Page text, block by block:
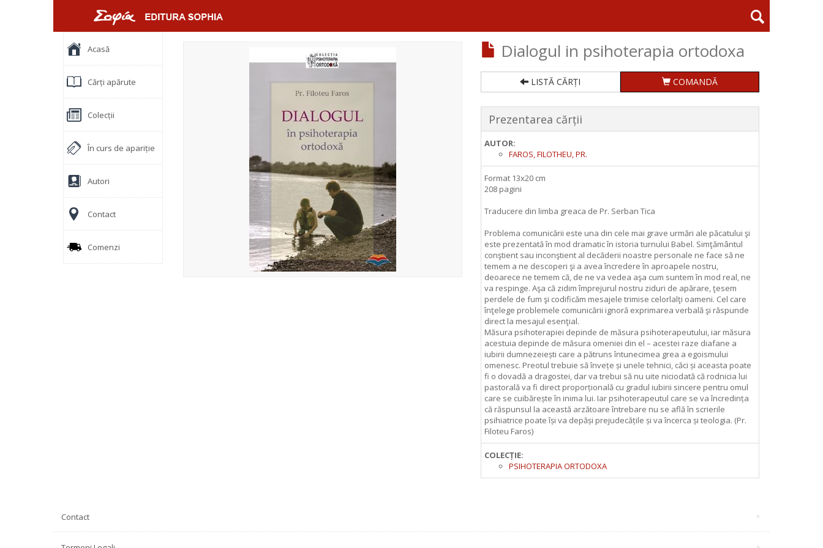
Acasă
Cărți apărute
Colecții
În curs de apariție
Autori
Contact
Comenzi
Dialogul in psihoterapia ortodoxa
LISTĂ CĂRȚI COMANDĂ
Prezentarea cărții
AUTOR:
FAROS, FILOTHEU, PR.
Format 13x20 cm
208 pagini
Traducere din limba greaca de Pr. Serban Tica
Problema comunicării este una din cele mai grave urmări ale păcatului şi
este prezentată în mod dramatic în istoria turnului Babel. Simţământul
conştient sau inconştient al decăderii noastre personale ne face să ne
temem a ne descoperi şi a avea încredere în aproapele nostru,
deoarece ne temem că, de ne va vedea aşa cum suntem în mod real, ne
va respinge. Aşa că zidim împrejurul nostru ziduri de apărare, ţesem
perdele de fum şi codificăm mesajele trimise celorlalţi oameni. Cel care
înţelege problemele comunicării ignoră exprimarea verbală şi răspunde
direct la mesajul esenţial.
Măsura psihoterapiei depinde de măsura psihoterapeutului, iar măsura
acestuia depinde de măsura omeniei din el – acestei raze diafane a
iubirii dumnezeiești care a pătruns întunecimea grea a egoismului
omenesc. Preotul trebuie să învețe și unele tehnici, căci și aceasta poate
fi o dovadă a dragostei, dar va trebui să nu uite niciodată că rodnicia lui
pastorală va fi direct proporțională cu gradul iubirii sincere pentru omul
care se cuibărește în inima lui. Iar psihoterapeutul care se va încredința
că răspunsul la această arzătoare întrebare nu se află în scrierile
psihiatrice poate își va depăși prejudecățile și va încerca și teologia. (Pr.
Filoteu Faros)
COLECȚIE:
PSIHOTERAPIA ORTODOXA
Contact